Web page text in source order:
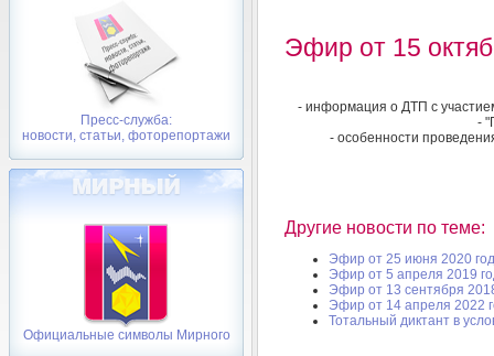
Пресс-служба:
новости, статьи, фоторепортажи
Официальные символы Мирного
Эфир от 15
- информация о ДТП с
-
- особенности
Другие новости по теме:
Эфир от 25 июня 2020
Эфир от 5 апреля 2019
Эфир от 13 сентября
Эфир от 14 апреля 2022
Тотальный диктант в